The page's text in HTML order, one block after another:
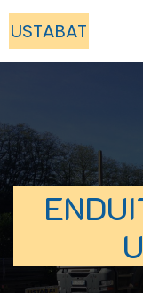
USTABAT
Panneau de gestion